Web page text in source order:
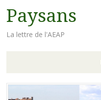
Paysans
La lettre de l'AEAP
Aller au contenu principal